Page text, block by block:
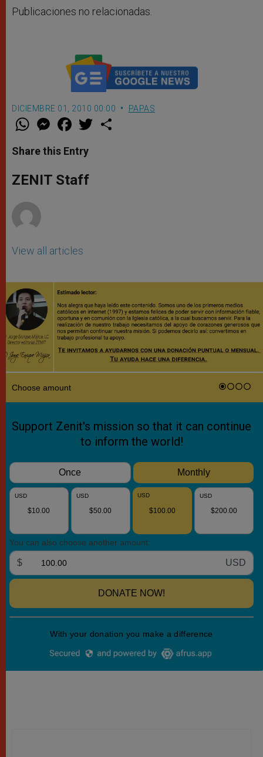
Publicaciones no relacionadas.
DICIEMBRE 01, 2010 00:00 PAPAS
W
t
s
p
p
M
e
s
e
g
e
F
a
e
b
o
k
w
Share this Entry
ZENIT Staff
View all articles